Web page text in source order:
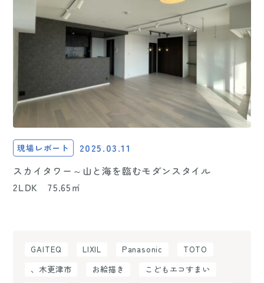
現場レポート 2025.03.11
スカイタワー～山と海を臨むモダンスタイル
2LDK 75.65㎡
GAITEQ LIXIL Panasonic
TOTO
、木更津市
お絵描き
こどもエコすまい